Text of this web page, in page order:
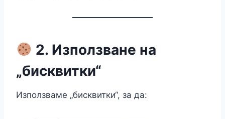
2. Използване на
„бисквитки“
Използваме „бисквитки“, за да: